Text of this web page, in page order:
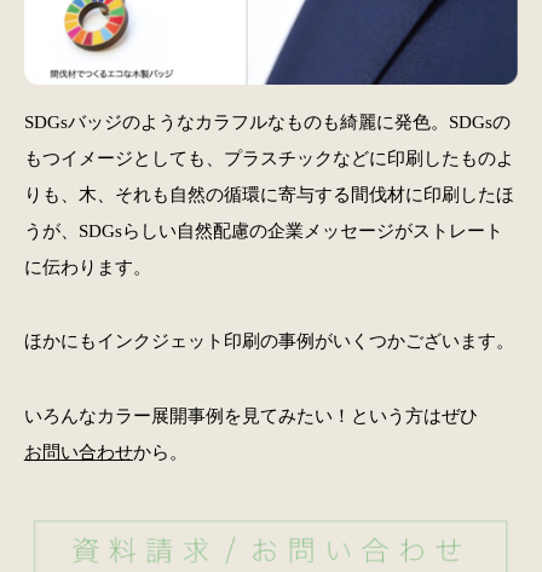
SDGsバッジのようなカラフルなものも綺麗に発色。SDGsの
もつイメージとしても、プラスチックなどに印刷したものよ
りも、木、それも自然の循環に寄与する間伐材に印刷したほ
うが、SDGsらしい自然配慮の企業メッセージがストレート
に伝わります。
ほかにもインクジェット印刷の事例がいくつかございます。
いろんなカラー展開事例を見てみたい！という方はぜひ
お問い合わせから。